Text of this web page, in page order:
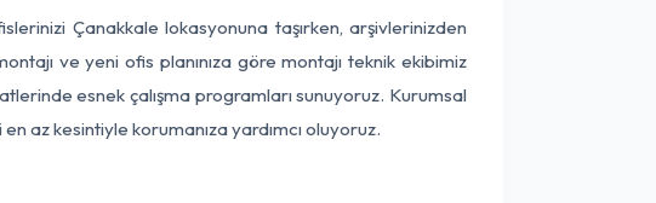
Çanakkale lokasyonuna taşırken, arşivlerinizden
ve yeni ofis planınıza göre montajı teknik ekibimiz
esnek çalışma programları sunuyoruz. Kurumsal
az kesintiyle korumanıza yardımcı oluyoruz.